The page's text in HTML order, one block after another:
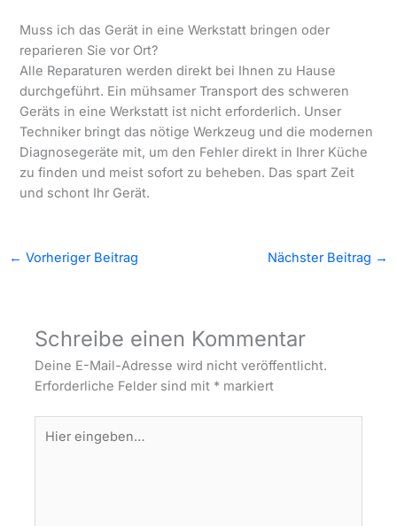
Muss ich das Gerät in eine Werkstatt bringen oder
reparieren Sie vor Ort?
Alle Reparaturen werden direkt bei Ihnen zu Hause
durchgeführt. Ein mühsamer Transport des schweren
Geräts in eine Werkstatt ist nicht erforderlich. Unser
Techniker bringt das nötige Werkzeug und die modernen
Diagnosegeräte mit, um den Fehler direkt in Ihrer Küche
zu finden und meist sofort zu beheben. Das spart Zeit
und schont Ihr Gerät.
← Vorheriger Beitrag Nächster Beitrag →
Schreibe einen Kommentar
Deine E-Mail-Adresse wird nicht veröffentlicht.
Erforderliche Felder sind mit * markiert
eingeben…